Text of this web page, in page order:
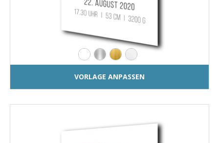
VORLAGE ANPASSEN